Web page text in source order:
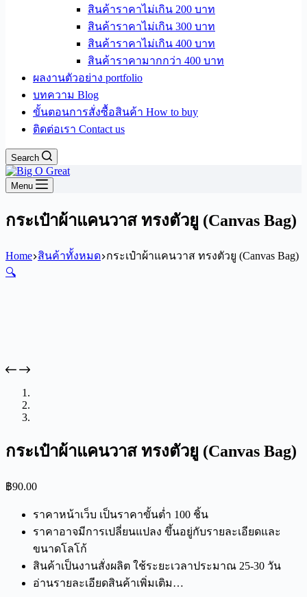
สินค้าราคาไม่เกิน 200 บาท
สินค้าราคาไม่เกิน 300 บาท
สินค้าราคาไม่เกิน 400 บาท
สินค้าราคามากกว่า 400 บาท
ผลงานตัวอย่าง portfolio
บทความ Blog
ขั้นตอนการสั่งซื้อสินค้า How to buy
ติดต่อเรา Contact us
Search
Menu
กระเป๋าผ้าแคนวาส ทรงตัวยู (Canvas Bag)
Home สินค้าทั้งหมด กระเป๋าผ้าแคนวาส ทรงตัวยู (Canvas Bag)
🔍
กระเป๋าผ้าแคนวาส ทรงตัวยู (Canvas Bag)
฿90.00
ราคาหน้าเว็บ เป็นราคาขั้นต่ำ 100 ชิ้น
ราคาอาจมีการเปลี่ยนแปลง ขึ้นอยู่กับรายละเอียดและ
ขนาดโลโก้
สินค้าเป็นงานสั่งผลิต ใช้ระยะเวลาประมาณ 25-30 วัน
อ่านรายละเอียดสินค้าเพิ่มเติม…